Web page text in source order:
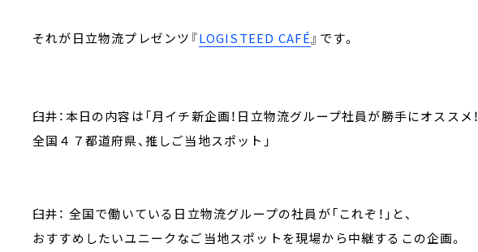
それが日立物流プレゼンツ『LOGISTEED CAFÉ 』です。
臼井：本日の内容は「月イチ新企画！日立物流グループ社員が勝手にオススメ！
全国４７都道府県、推しご当地スポット」
臼井： 全国で働いている日立物流グループの社員が「これぞ！」と、
おすすめしたいユニークなご当地スポットを現場から中継するこの企画。